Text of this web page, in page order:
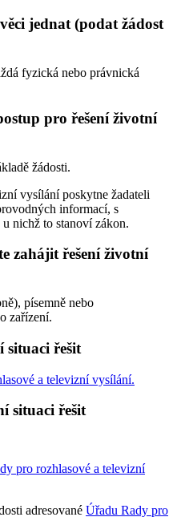
jednat (podat žádost
fyzická nebo právnická
pro řešení životní
žádosti.
vysílání poskytne žadateli
informací, s
nichž to stanoví zákon.
zahájit řešení životní
písemně nebo
zařízení.
situaci řešit
a televizní vysílání.
situaci řešit
pro rozhlasové a televizní
adresované Úřadu Rady pro